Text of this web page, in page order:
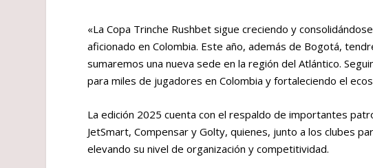
«La Copa Trinche Rushbet sigue creciendo y
aficionado en Colombia. Este año, además de Bogotá,
sumaremos una nueva sede en la región del Atlántico.
para miles de jugadores en Colombia y fortaleciendo el
La edición 2025 cuenta con el respaldo de importantes
JetSmart, Compensar y Golty, quienes, junto a los clubes
elevando su nivel de organización y competitividad.